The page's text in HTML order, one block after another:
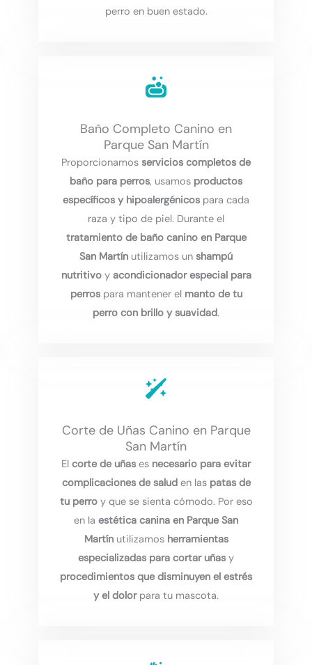
perro en buen estado.
Baño Completo Canino en
Parque San Martín
Proporcionamos servicios completos de
baño para perros, usamos productos
específicos y hipoalergénicos para cada
raza y tipo de piel. Durante el
tratamiento de baño canino en Parque
San Martín utilizamos un shampú
nutritivoy acondicionador especial para
perrospara mantener el manto de tu
perro con brillo y suavidad.
Corte de Uñas Canino en Parque
San Martín
El corte de uñas es necesario para evitar
complicaciones de saluden las patas de
tu perroy que se sienta cómodo. Por eso
en la estética canina en Parque San
Martínutilizamos herramientas
especializadas para cortar uñas y
procedimientos que disminuyen el estrés
y el dolorpara tu mascota.